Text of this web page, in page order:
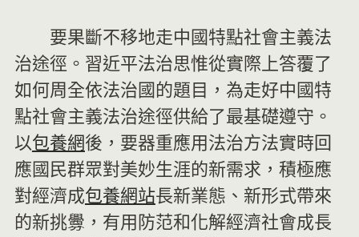
要果斷不移地走中國特點社會主義法
治途徑。習近平法治思惟從實際上答覆了
如何周全依法治國的題目，為走好中國特
點社會主義法治途徑供給了最基礎遵守。
以包養網後，要器重應用法治方法實時回
應國民群眾對美妙生涯的新需求，積極應
對經濟成包養網站長新業態、新形式帶來
的新挑釁，有用防范和化解經濟社會成長